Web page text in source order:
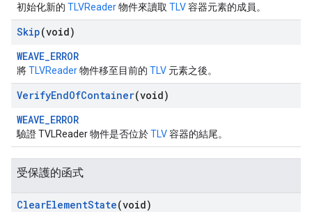
初始化新的 TLVReader物件來讀取 TLV容器元素的成員。
Skip(void)
WEAVE_ERROR
將TLVReader物件移至目前的 TLV 元素之後。
VerifyEndOfContainer(void)
WEAVE_ERROR
驗證 TVLReader 物件是否位於TLV容器的結尾。
受保護的函式
ClearElementState(void)